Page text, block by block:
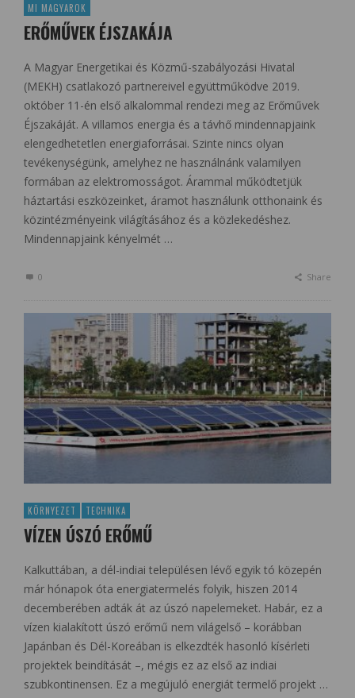
MI MAGYAROK
ERŐMŰVEK ÉJSZAKÁJA
A Magyar Energetikai és Közmű-szabályozási Hivatal
(MEKH) csatlakozó partnereivel együttműködve 2019.
október 11-én első alkalommal rendezi meg az Erőművek
Éjszakáját. A villamos energia és a távhő mindennapjaink
elengedhetetlen energiaforrásai. Szinte nincs olyan
tevékenységünk, amelyhez ne használnánk valamilyen
formában az elektromosságot. Árammal működtetjük
háztartási eszközeinket, áramot használunk otthonaink és
közintézményeink világításához és a közlekedéshez.
Mindennapjaink kényelmét …
0 Share
KÖRNYEZET TECHNIKA
VÍZEN ÚSZÓ ERŐMŰ
Kalkuttában, a dél-indiai településen lévő egyik tó közepén
már hónapok óta energiatermelés folyik, hiszen 2014
decemberében adták át az úszó napelemeket. Habár, ez a
vízen kialakított úszó erőmű nem világelső – korábban
Japánban és Dél-Koreában is elkezdték hasonló kísérleti
projektek beindítását –, mégis ez az első az indiai
szubkontinensen. Ez a megújuló energiát termelő projekt …